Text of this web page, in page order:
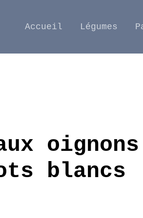
Accueil Légumes
oignons
blancs